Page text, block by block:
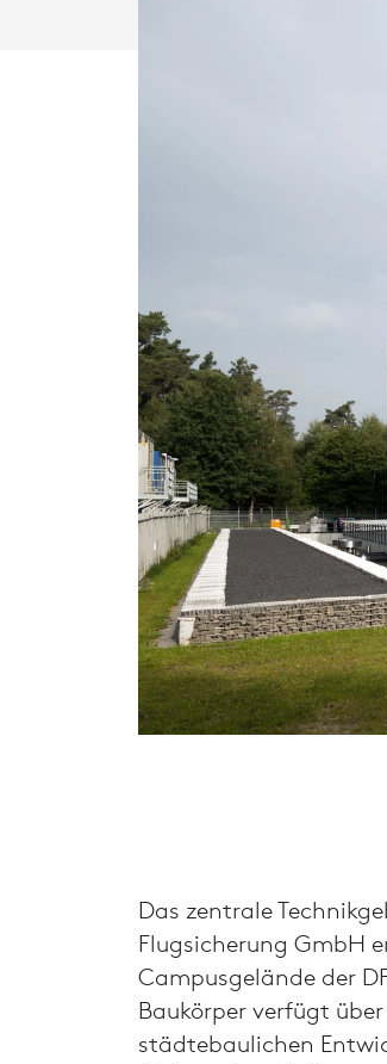
Das zentrale
Flugsicherung GmbH
Campusgelände der
Baukörper verfügt
städtebaulichen